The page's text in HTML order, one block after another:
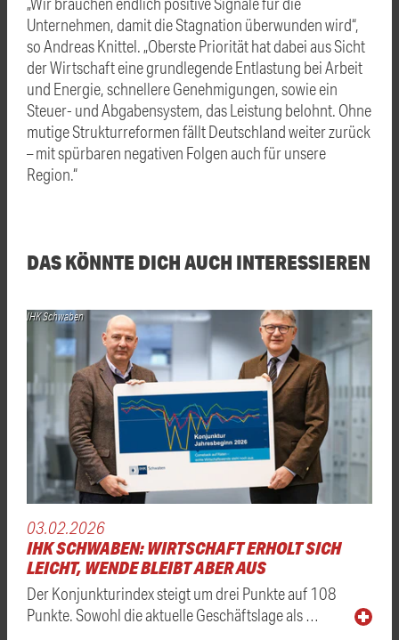
Unternehmen, damit die Stagnation überwunden wird“,
so Andreas Knittel. „Oberste Priorität hat dabei aus Sicht
der Wirtschaft eine grundlegende Entlastung bei Arbeit
und Energie, schnellere Genehmigungen, sowie ein
Steuer- und Abgabensystem, das Leistung belohnt. Ohne
mutige Strukturreformen fällt Deutschland weiter zurück
– mit spürbaren negativen Folgen auch für unsere
Region.“
DAS KÖNNTE DICH AUCH INTERESSIEREN
IHK Schwaben
03.02.2026
IHK SCHWABEN: WIRTSCHAFT ERHOLT SICH
LEICHT, WENDE BLEIBT ABER AUS
Der Konjunkturindex steigt um drei Punkte auf 108
Punkte. Sowohl die aktuelle Geschäftslage als …